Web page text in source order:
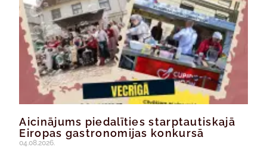
Aicinājums piedalīties starptautiskajā
Eiropas gastronomijas konkursā
04.08.2026.